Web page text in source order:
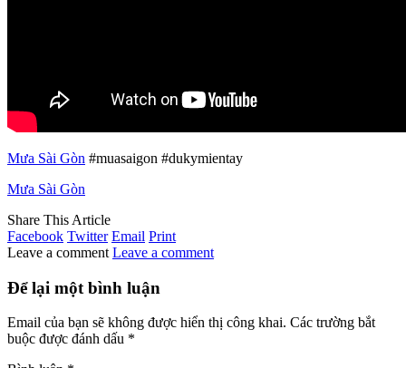
Mưa Sài Gòn #muasaigon #dukymientay
Mưa Sài Gòn
Share This Article
Facebook Twitter Email Print
Leave a comment Leave a comment
Để lại một bình luận
Email của bạn sẽ không được hiển thị công khai. Các trường bắt
buộc được đánh dấu *